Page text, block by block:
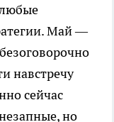
Май —
навстречу
сейчас
но